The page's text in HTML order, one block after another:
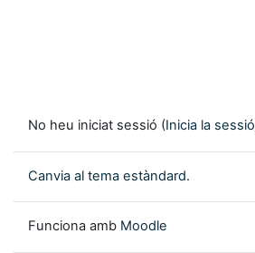
No heu iniciat sessió (Inicia la sessió
Canvia al tema estàndard.
Funciona amb Moodle